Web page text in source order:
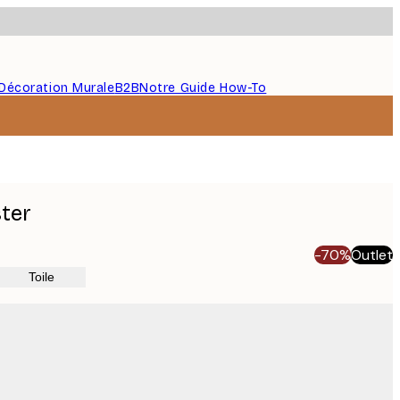
MuraleB2BNotre Guide How-To
-70%Outlet
Toile